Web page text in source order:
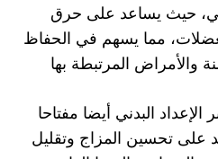
حيث يساعد على حرق
مما يسهم في الحفاظ
والأمراض المرتبطة بها
الإعداد البدني أيضا مفتاحا
على تحسين المزاج وتقليل